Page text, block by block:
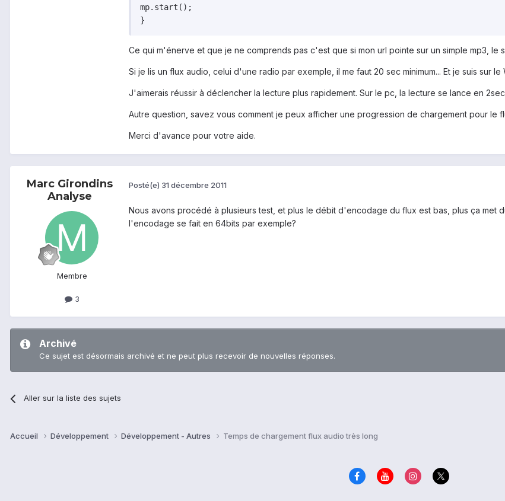
mp.start();
Ce qui m'énerve et que je ne comprends pas c'est que si mon url pointe sur un simple mp3, le
Si je lis un flux audio, celui d'une radio par exemple, il me faut 20 sec minimum... Et je suis sur le
J'aimerais réussir à déclencher la lecture plus rapidement. Sur le pc, la lecture se lance en
Autre question, savez vous comment je peux afficher une progression de chargement pour le
Merci d'avance pour votre aide.
Marc Girondins
Analyse
Membre
3
Posté(e) 31 décembre 2011
Nous avons procédé à plusieurs test, et plus le débit d'encodage du flux est bas, plus ça met
l'encodage se fait en 64bits par exemple?
Archivé
Ce sujet est désormais archivé et ne peut plus recevoir de nouvelles réponses.
Aller sur la liste des sujets
Accueil Développement Développement - Autres Temps de chargement flux audio très long